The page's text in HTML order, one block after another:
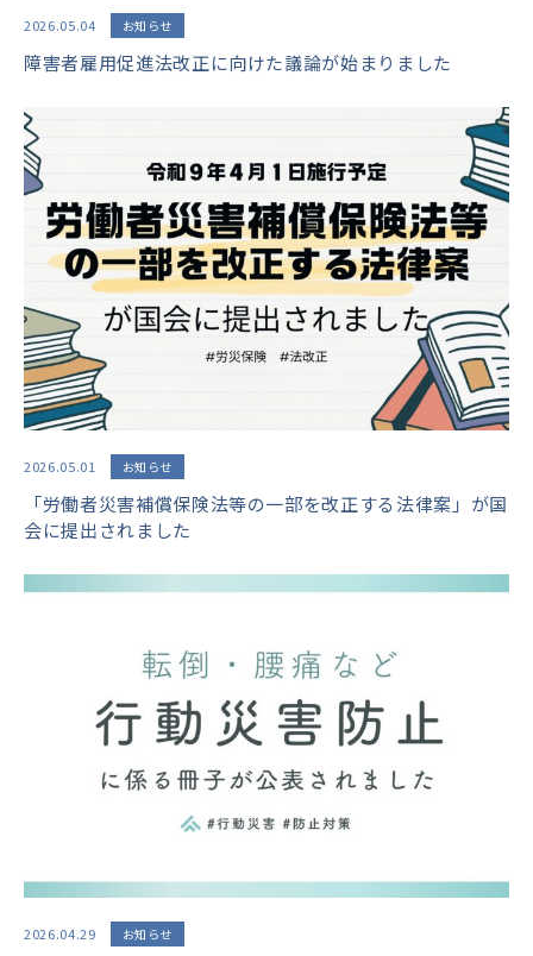
2026.05.04 お知らせ
障害者雇用促進法改正に向けた議論が始まりました
2026.05.01 お知らせ
「労働者災害補償保険法等の一部を改正する法律案」が国
会に提出されました
2026.04.29 お知らせ